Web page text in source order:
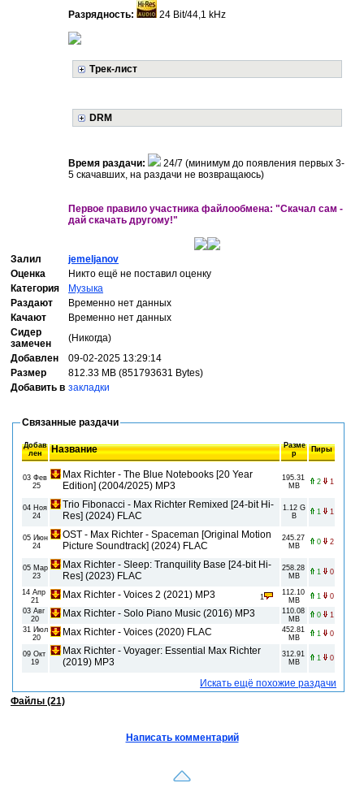
Разрядность:
24 Bit/44,1 kHz
Трек-лист
DRM
Время раздачи:
24/7 (минимум до появления первых 3-
5 скачавших, на раздачи не возвращаюсь)
Первое правило участника файлообмена: "Скачал сам -
дай скачать другому!"
Залил
jemeljanov
Оценка
Никто ещё не поставил оценку
Категория
Музыка
Раздают
Временно нет данных
Качают
Временно нет данных
Сидер
замечен
(Никогда)
Добавлен
09-02-2025 13:29:14
Размер
812.33 MB (851793631 Bytes)
Добавить в закладки
Связанные раздачи
Добав
лен
Название
Разме
р
Пиры
03 Фев
25
Max Richter - The Blue Notebooks [20 Year
Edition] (2004/2025) MP3
195.31
MB
2 1
04 Ноя
24
Trio Fibonacci - Max Richter Remixed [24-bit Hi-
Res] (2024) FLAC
1.12 G
B
1 1
05 Июн
24
OST - Max Richter - Spaceman [Original Motion
Picture Soundtrack] (2024) FLAC
245.27
MB
0 2
05 Мар
23
Max Richter - Sleep: Tranquility Base [24-bit Hi-
Res] (2023) FLAC
258.28
MB
1 0
14 Апр
21
Max Richter - Voices 2 (2021) MP3 1
112.10
MB
1
0
03 Авг
20
Max Richter - Solo Piano Music (2016) MP3
110.08
MB
0
1
31 Июл
20
Max Richter - Voices (2020) FLAC
452.81
MB
1 0
09 Окт
19
Max Richter - Voyager: Essential Max Richter
(2019) MP3
312.91
MB
1 0
Искать ещё похожие раздачи
Файлы (21)
Написать комментарий